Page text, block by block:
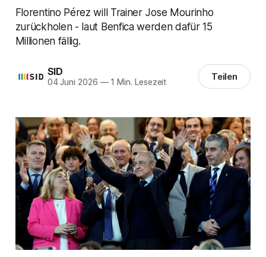
Florentino Pérez will Trainer Jose Mourinho
zurückholen - laut Benfica werden dafür 15
Millionen fällig.
SID
04 Juni 2026 —1 Min. Lesezeit Teilen